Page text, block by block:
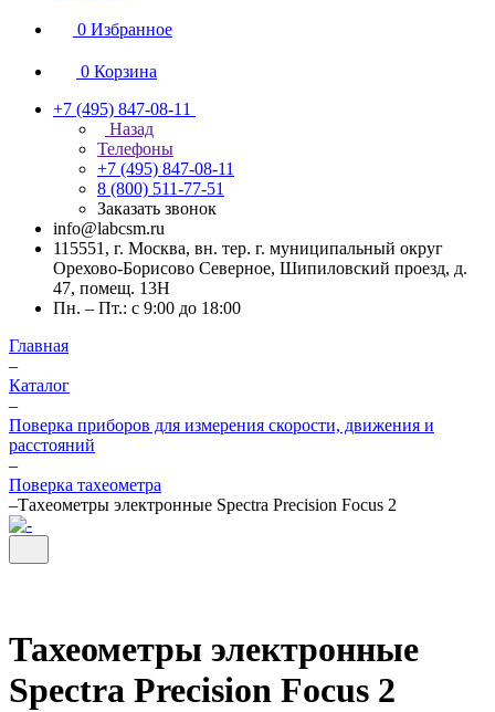
0 Избранное
0 Корзина
+7 (495) 847-08-11
Назад
Телефоны
+7 (495) 847-08-11
8 (800) 511-77-51
Заказать звонок
info@labcsm.ru
115551, г. Москва, вн. тер. г. муниципальный округ
Орехово-Борисово Северное, Шипиловский проезд, д.
47, помещ. 13Н
Пн. – Пт.: с 9:00 до 18:00
Главная
–
Каталог
–
Поверка приборов для измерения скорости, движения и
расстояний
–
Поверка тахеометра
–Тахеометры электронные Spectra Precision Focus 2
Тахеометры электронные
Spectra Precision Focus 2